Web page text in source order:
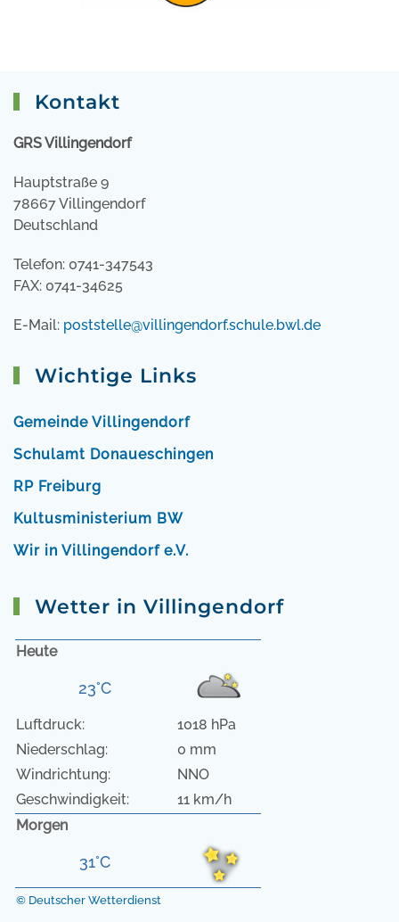
Kontakt
GRS Villingendorf
Hauptstraße 9
78667 Villingendorf
Deutschland
Telefon: 0741-347543
FAX: 0741-34625
E-Mail: poststelle@villingendorf.schule.bwl.de
Wichtige Links
Gemeinde Villingendorf
Schulamt Donaueschingen
RP Freiburg
Kultusministerium BW
Wir in Villingendorf e.V.
Wetter in Villingendorf
Heute
23°C
Luftdruck:
1018 hPa
Niederschlag:
0 mm
Windrichtung:
NNO
Geschwindigkeit:
11 km/h
Morgen
31°C
© Deutscher Wetterdienst